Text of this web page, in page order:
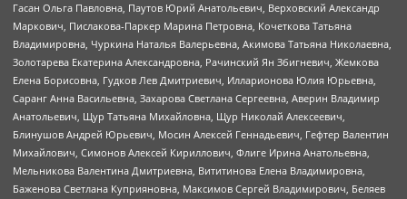
Гасан Ольга Павловна, Паутов Юрий Анатольевич, Верховский Александр
Маркович, Пислакова-Паркер Марина Петровна, Кочеткова Татьяна
Владимировна, Чуркина Наталья Валерьевна, Акимова Татьяна Николаевна,
Золотарева Екатерина Александровна, Рачинский Ян Збигневич, Жемкова
Елена Борисовна, Гудков Лев Дмитриевич, Илларионова Юлия Юрьевна,
Саранг Анна Васильевна, Захарова Светлана Сергеевна, Аверин Владимир
Анатольевич, Щур Татьяна Михайловна, Щур Николай Алексеевич,
Блинушов Андрей Юрьевич, Мосин Алексей Геннадьевич, Гефтер Валентин
Михайлович, Симонов Алексей Кириллович, Флиге Ирина Анатольевна,
Мельникова Валентина Дмитриевна, Вититинова Елена Владимировна,
Баженова Светлана Куприяновна, Максимов Сергей Владимирович, Беляев